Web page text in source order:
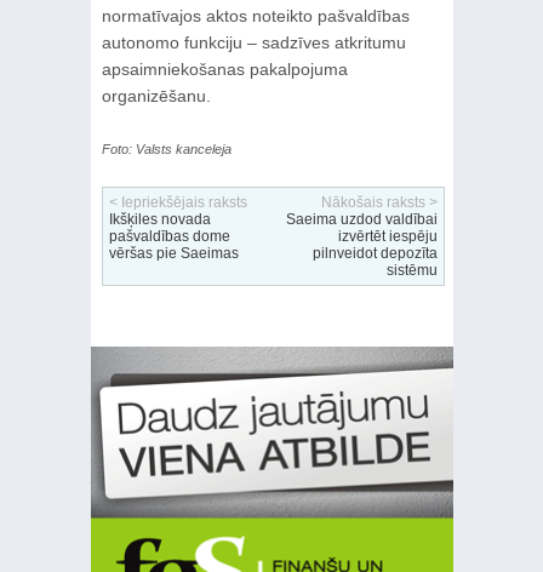
normatīvajos aktos noteikto pašvaldības
autonomo funkciju – sadzīves atkritumu
apsaimniekošanas pakalpojuma
organizēšanu.
Foto: Valsts kanceleja
< Iepriekšējais raksts
Ikšķiles novada
pašvaldības dome
vēršas pie Saeimas
Nākošais raksts >
Saeima uzdod valdībai
izvērtēt iespēju
pilnveidot depozīta
sistēmu